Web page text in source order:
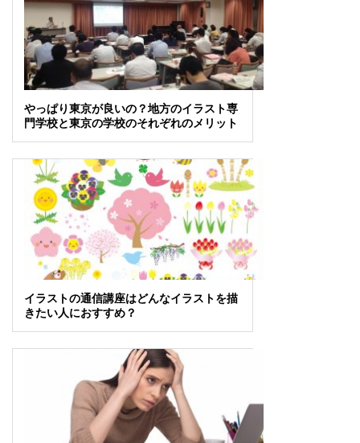
やっぱり東京が良いの？地方のイラスト専
門学校と東京の学校のそれぞれのメリット
イラストの通信講座はどんなイラストを描
きたい人におすすめ？